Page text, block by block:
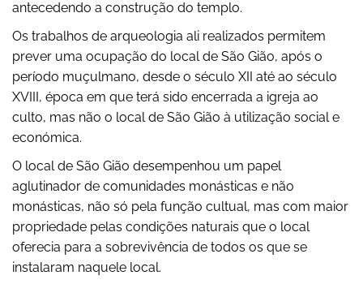
antecedendo a construção do templo.
Os trabalhos de arqueologia ali realizados permitem
prever uma ocupação do local de São Gião, após o
período muçulmano, desde o século XII até ao século
XVIII, época em que terá sido encerrada a igreja ao
culto, mas não o local de São Gião à utilização social e
económica.
O local de São Gião desempenhou um papel
aglutinador de comunidades monásticas e não
monásticas, não só pela função cultual, mas com maior
propriedade pelas condições naturais que o local
oferecia para a sobrevivência de todos os que se
instalaram naquele local.